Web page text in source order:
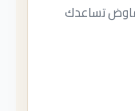
تساعدك